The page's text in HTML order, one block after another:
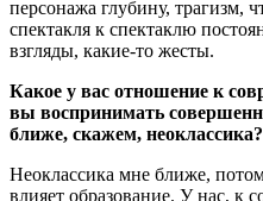
персонажа глубину, трагизм,
спектакля к спектаклю
взгляды, какие-то жесты.
Какое у вас отношение к
вы воспринимать
ближе, скажем, неоклассика?
Неоклассика мне ближе,
влияет образование. У нас, к